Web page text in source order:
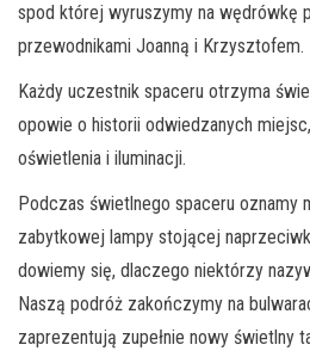
spod której wyruszymy na wędrówkę
przewodnikami Joanną i Krzysztofem.
Każdy uczestnik spaceru otrzyma
opowie o historii odwiedzanych
oświetlenia i iluminacji.
Podczas świetlnego spaceru oznamy
zabytkowej lampy stojącej
dowiemy się, dlaczego niektórzy
Naszą podróż zakończymy na
zaprezentują zupełnie nowy świetlny